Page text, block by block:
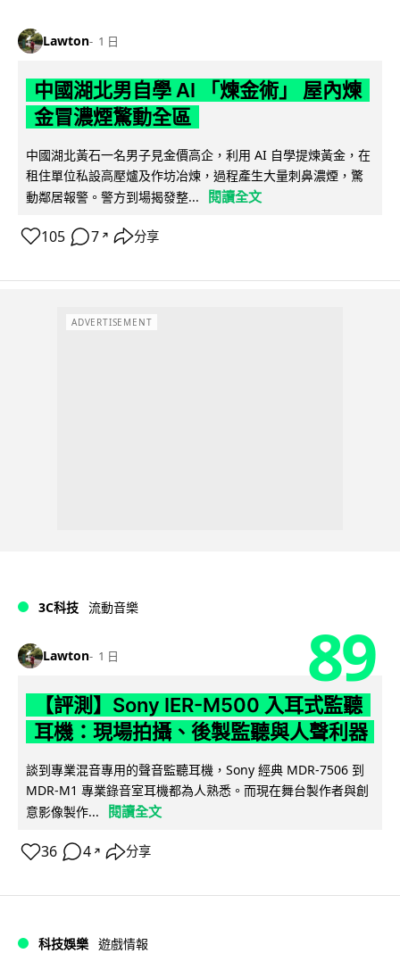
Lawton 1 日
中國湖北男自學 AI 「煉金術」 屋內煉
金冒濃煙驚動全區
中國湖北黃石一名男子見金價高企，利用 AI 自學提煉黃金，在
租住單位私設高壓爐及作坊冶煉，過程產生大量刺鼻濃煙，驚
動鄰居報警。警方到場揭發整...
閱讀全文
105 7 ↗ 分享
ADVERTISEMENT
3C科技 流動音樂
Lawton 1 日 89
【評測】Sony IER-M500 入耳式監聽
耳機：現場拍攝、後製監聽與人聲利器
談到專業混音專用的聲音監聽耳機，Sony 經典 MDR-7506 到
MDR-M1 專業錄音室耳機都為人熟悉。而現在舞台製作者與創
意影像製作...
閱讀全文
36 4 ↗ 分享
科技娛樂 遊戲情報